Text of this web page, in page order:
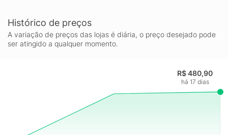
Histórico de preços
A variação de preços das lojas é diária, o preço desejado pode
ser atingido a qualquer momento.
R$ 480,90
há 17 dias